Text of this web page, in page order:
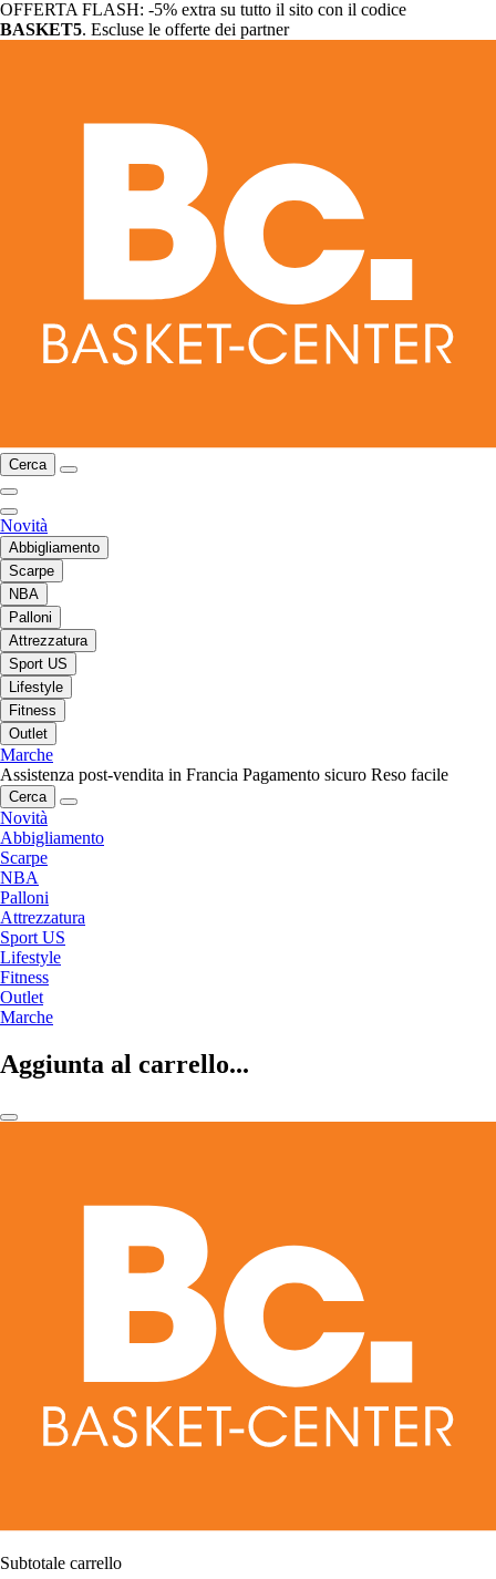
OFFERTA FLASH: -5% extra su tutto il sito con il codice
BASKET5. Escluse le offerte dei partner
Cerca
Novità
Abbigliamento
Scarpe
NBA
Palloni
Attrezzatura
Sport US
Lifestyle
Fitness
Outlet
Marche
Assistenza post-vendita in Francia Pagamento sicuro Reso facile
Cerca
Novità
Abbigliamento
Scarpe
NBA
Palloni
Attrezzatura
Sport US
Lifestyle
Fitness
Outlet
Marche
Aggiunta al carrello...
Subtotale carrello